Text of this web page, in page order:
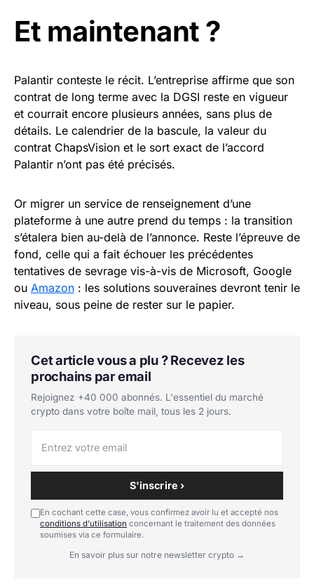
Et maintenant ?
Palantir conteste le récit. L’entreprise affirme que son
contrat de long terme avec la DGSI reste en vigueur
et courrait encore plusieurs années, sans plus de
détails. Le calendrier de la bascule, la valeur du
contrat ChapsVision et le sort exact de l’accord
Palantir n’ont pas été précisés.
Or migrer un service de renseignement d’une
plateforme à une autre prend du temps : la transition
s’étalera bien au-delà de l’annonce. Reste l’épreuve de
fond, celle qui a fait échouer les précédentes
tentatives de sevrage vis-à-vis de Microsoft, Google
ou Amazon : les solutions souveraines devront tenir le
niveau, sous peine de rester sur le papier.
Cet article vous a plu ? Recevez les
prochains par email
Rejoignez +40 000 abonnés. L'essentiel du marché
crypto dans votre boîte mail, tous les 2 jours.
S'inscrire ›
En cochant cette case, vous confirmez avoir lu et accepté nos
conditions d'utilisation concernant le traitement des données
soumises via ce formulaire.
En savoir plus sur notre newsletter crypto →